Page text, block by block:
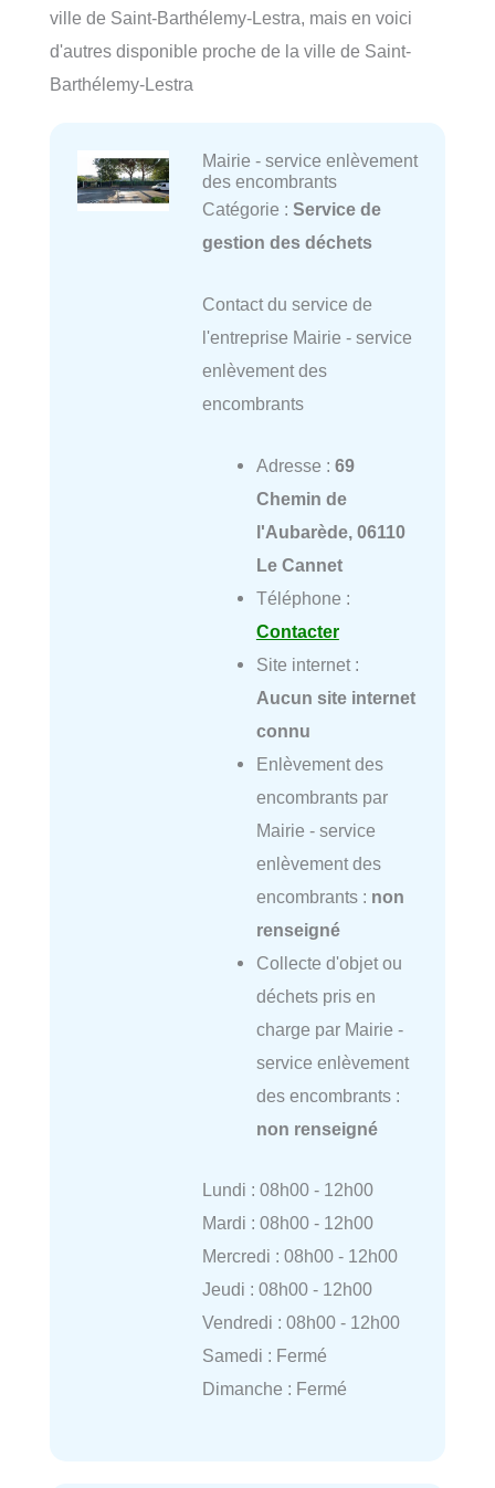
ville de Saint-Barthélemy-Lestra, mais en voici
d'autres disponible proche de la ville de Saint-
Barthélemy-Lestra
Mairie - service enlèvement
des encombrants
Catégorie : Service de
gestion des déchets
Contact du service de
l'entreprise Mairie - service
enlèvement des
encombrants
Adresse : 69
Chemin de
l'Aubarède, 06110
Le Cannet
Téléphone :
Contacter
Site internet :
Aucun site internet
connu
Enlèvement des
encombrants par
Mairie - service
enlèvement des
encombrants : non
renseigné
Collecte d'objet ou
déchets pris en
charge par Mairie -
service enlèvement
des encombrants :
non renseigné
Lundi : 08h00 - 12h00
Mardi : 08h00 - 12h00
Mercredi : 08h00 - 12h00
Jeudi : 08h00 - 12h00
Vendredi : 08h00 - 12h00
Samedi : Fermé
Dimanche : Fermé